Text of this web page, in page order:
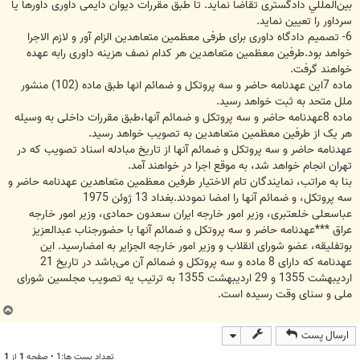
بين‌المللي دادگسترى تقاضا نمايد. تا طبق مقررات ديوان دايمى داورى داورها يا
سرداور را تعيين نمايد.
6- تصميم دادگاه داورى براى طرفى معظمين متعاهدين الزام آور و لازم الاجرا
خواهد بود.طرفين معظمين متعاهدين هر کدام نصف هزينه داورى رابه عهده
خواهند گرفت.
ماده 7اين عهدنامه حاضر و سه پروتکل و ضمائم انها طبق ماده (102) منشور
ملل متحد به ثبت خواهد رسيد.
ماده 8عهدنامه حاضر و سه پروتکل و ضمائم آنها،طبق مقررات داخلى به وسيله
هر يک از طرفين معظمين متعاهدين به تصويب خواهد رسيد.
عهدنامه حاضر و سه پروتکل و ضمائم آنها از تاريخ مبادله اسناد تصويب که در
تهران انجام خواهد شد، به موقع اجرا در خواهند آمد.
بنا به مراتب، نمايندگان تام الاختيار طرفين معظمين متعاهدين عهدنامه حاضر و
سه پروتکل، و ضمائم آنها را امضا نمودند.بغداد 13 ژوئن 1975
عباسعلى خلعتبرى، وزير امور خارجه ايران سعدون حمادى، وزير امور خارجه
عراق ***عهدنامه حاضر و سه پروتکل و ضمائم آنها با حضورجناب عبدالعزيز
بوتفليقه، عضو شوراى انقلاب و وزير امور خارجه الجزاير به امضارسيد. اين
عهدنامه که داراى 8 ماده و سه پروتکل و ضمائم آن مى‌باشد در تاريخ 21
ارديبهشت 1355 و 29 ارديبهشت 1355 به ترتيب يه تصويب مجلسين شوراى
ملى و سناى وقت رسيده است.
ارسال پست
تعداد پست ها:1 • صفحه 1 از 1